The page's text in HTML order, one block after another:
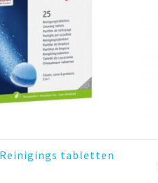
tabletten